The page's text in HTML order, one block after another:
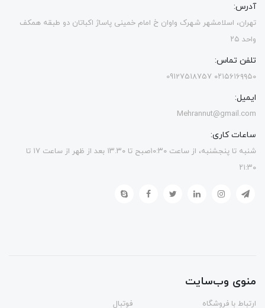
آدرس:
تهران، اسلامشهر شهرک واوان خ امام خمینی پاساژ اکباتان دو طبقه همکف
واحد ۲۵
تلفن تماس:
۰۲۱۵۶۱۶۹۹۵۰ 09127518757
ایمیل:
Mehrannut@gmail.com
ساعات کاری:
شنبه تا پنجشنبه، از ساعت ۱۰:۳۰صبح تا ۱۳.۳۰ بعد از ظهر از ساعت ۱۷ تا
۲۱:۳۰
منوی وب‌سایت
ارتباط با فروشگاه
فوتبال